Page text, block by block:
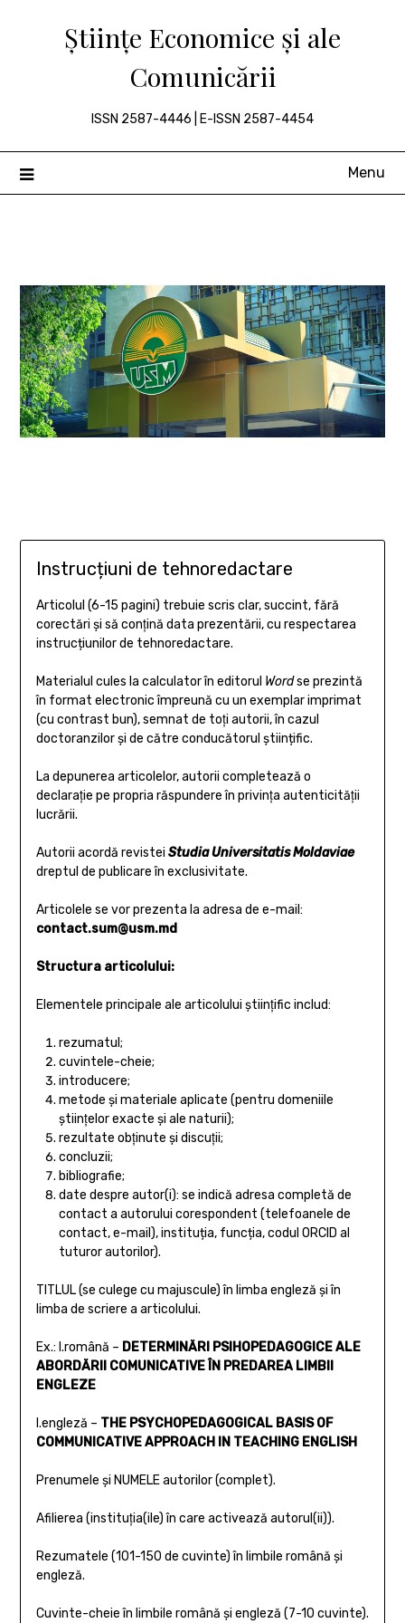
Științe Economice și ale
Comunicării
ISSN 2587-4446 | E-ISSN 2587-4454
Menu
Instrucțiuni de tehnoredactare
Articolul (6-15 pagini) trebuie scris clar, succint, fără
corectări şi să conţină data prezentării, cu respectarea
instrucțiunilor de tehnoredactare.
Materialul cules la calculator în editorul Wordse prezintă
în format electronic împreună cu un exemplar imprimat
(cu contrast bun), semnat de toţi autorii, în cazul
doctoranzilor și de către conducătorul științific.
La depunerea articolelor, autorii completează o
declaraţie pe propria răspundere în privinţa autenticităţii
lucrării.
Autorii acordă revistei Studia Universitatis Moldaviae
dreptul de publicare în exclusivitate.
Articolele se vor prezenta la adresa de e-mail:
contact.sum@usm.md
Structura articolului:
Elementele principale ale articolului ştiinţific includ:
rezumatul;
cuvintele-cheie;
introducere;
metode şi materiale aplicate (pentru domeniile
ştiinţelor exacte şi ale naturii);
rezultate obţinute şi discuţii;
concluzii;
bibliografie;
date despre autor(i): se indică adresa completă de
contact a autorului corespondent (telefoanele de
contact, e-mail), instituția, funcția, codul ORCID al
tuturor autorilor).
TITLUL (se culege cu majuscule) în limba engleză şi în
limba de scriere a articolului.
Ex.: l.română – DETERMINĂRI PSIHOPEDAGOGICE ALE
ABORDĂRII COMUNICATIVE ÎN PREDAREA LIMBII
ENGLEZE
l.engleză – THE PSYCHOPEDAGOGICAL BASIS OF
COMMUNICATIVE APPROACH IN TEACHING ENGLISH
Prenumele şi NUMELE autorilor (complet).
Afilierea (instituţia(ile) în care activează autorul(ii)).
Rezumatele (101-150 de cuvinte) în limbile română şi
engleză.
Cuvinte-cheie în limbile română şi engleză (7-10 cuvinte).